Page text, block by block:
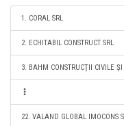
1. CORAL SRL
2. ECHITABIL CONSTRUCT SRL
3. BAHM CONSTRUCŢII CIVILE
22. VALAND GLOBAL IMOCONS